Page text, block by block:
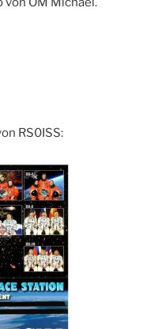
RS0ISS: